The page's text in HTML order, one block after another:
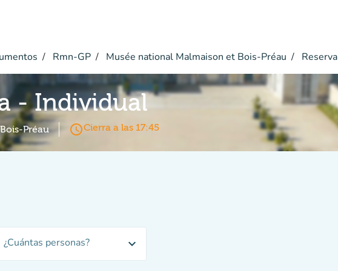
Rmn-GP Musée national Malmaison et Bois-Préau Reserva
- Individual
Préau access_timeCierra a las 17:45
¿Cuántas personas? expand_more